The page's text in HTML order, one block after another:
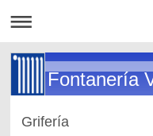
Fontanería
Grifería